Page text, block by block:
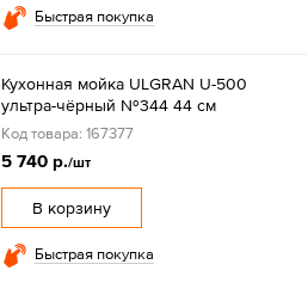
Быстрая покупка
Кухонная мойка ULGRAN U-500
ультра-чёрный №344 44 см
Код товара: 167377
5 740 р./шт
В корзину
Быстрая покупка